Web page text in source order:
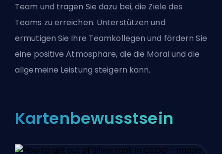
Team und tragen Sie dazu bei, die Ziele des
Teams zu erreichen. Unterstützen und
ermutigen Sie Ihre Teamkollegen und fördern Sie
eine positive Atmosphäre, die die Moral und die
allgemeine Leistung steigern kann.
Kartenbewusstsein